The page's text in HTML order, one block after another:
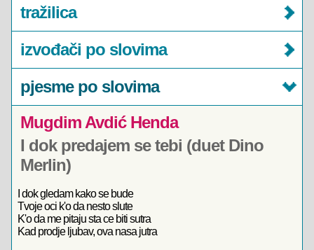
tražilica
izvođači po slovima
pjesme po slovima
Mugdim Avdić Henda
I dok predajem se tebi (duet Dino
Merlin)
I dok gledam kako se bude
Tvoje oci k'o da nesto slute
K'o da me pitaju sta ce biti sutra
Kad prodje ljubav, ova nasa jutra